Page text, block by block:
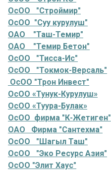
ОсОО "Строймир"
ОсОО "Суу курулуш"
ОАО "Таш-Темир"
ОАО "Темир Бетон"
ОсОО "Тисса-Ис"
ОсОО "Токмок-Версаль"
ОсОО "Трон Инвест"
ОсОО «Тунук-Курулуш»
ОсОО «Туура-Булак»
ОсОО фирма "К-Жетиген"
ОАО Фирма "Сантехма"
ОсОО "Шагыл Таш"
ОсОО "Эко Ресурс Азия"
ОсОО "Элит Хаус"